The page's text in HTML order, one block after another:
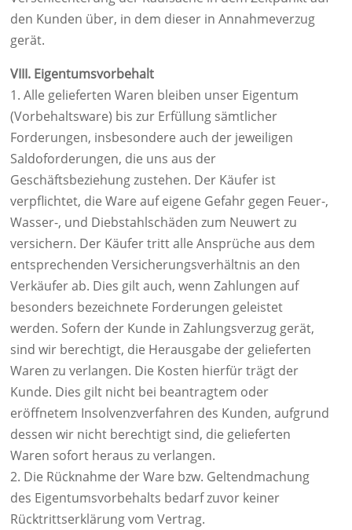
den Kunden über, in dem dieser in Annahmeverzug
gerät.
VIII. Eigentumsvorbehalt
1. Alle gelieferten Waren bleiben unser Eigentum
(Vorbehaltsware) bis zur Erfüllung sämtlicher
Forderungen, insbesondere auch der jeweiligen
Saldoforderungen, die uns aus der
Geschäftsbeziehung zustehen. Der Käufer ist
verpflichtet, die Ware auf eigene Gefahr gegen Feuer-,
Wasser-, und Diebstahlschäden zum Neuwert zu
versichern. Der Käufer tritt alle Ansprüche aus dem
entsprechenden Versicherungsverhältnis an den
Verkäufer ab. Dies gilt auch, wenn Zahlungen auf
besonders bezeichnete Forderungen geleistet
werden. Sofern der Kunde in Zahlungsverzug gerät,
sind wir berechtigt, die Herausgabe der gelieferten
Waren zu verlangen. Die Kosten hierfür trägt der
Kunde. Dies gilt nicht bei beantragtem oder
eröffnetem Insolvenzverfahren des Kunden, aufgrund
dessen wir nicht berechtigt sind, die gelieferten
Waren sofort heraus zu verlangen.
2. Die Rücknahme der Ware bzw. Geltendmachung
des Eigentumsvorbehalts bedarf zuvor keiner
Rücktrittserklärung vom Vertrag.